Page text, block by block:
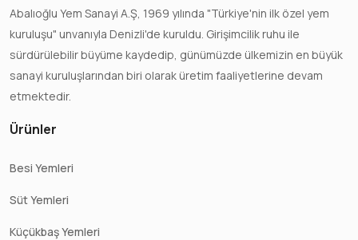
Abalıoğlu Yem Sanayi A.Ş, 1969 yılında "Türkiye'nin ilk özel yem
kuruluşu" unvanıyla Denizli'de kuruldu. Girişimcilik ruhu ile
sürdürülebilir büyüme kaydedip, günümüzde ülkemizin en büyük
sanayi kuruluşlarından biri olarak üretim faaliyetlerine devam
etmektedir.
Ürünler
Besi Yemleri
Süt Yemleri
Küçükbaş Yemleri